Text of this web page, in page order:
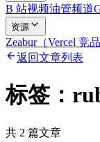
B 站视频油管频道
资源
Zeabur（Vercel 竞品
返回文章列表
标签：
共 2 篇文章